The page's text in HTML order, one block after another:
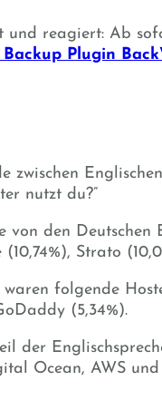
und reagiert: Ab
Plugin
zwischen
nutzt du?”
von den
Strato
folgende
(5,34%).
der
Ocean, AWS